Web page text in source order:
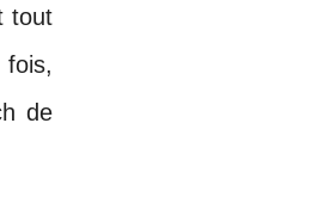
tout
de